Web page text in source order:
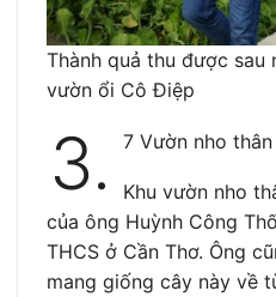
Thành quả thu được sau
vườn ổi Cô Điệp
3. 7 Vườn nho
Khu vườn nho
của ông Huỳnh Công
THCS ở Cần Thơ. Ông
mang giống cây này về